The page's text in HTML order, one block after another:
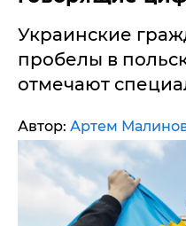
Украинские
пробелы в
отмечают
Автор: Артем